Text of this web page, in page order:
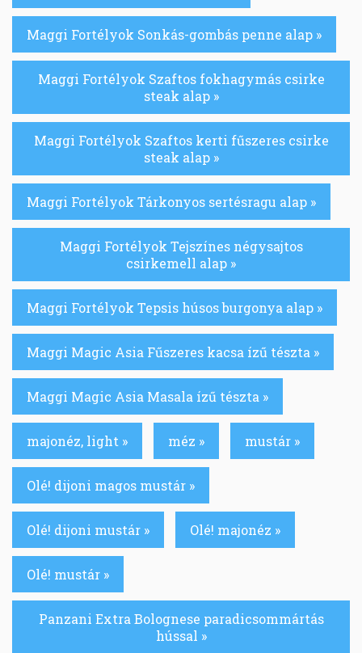
Maggi Fortélyok Sonkás-gombás penne alap »
Maggi Fortélyok Szaftos fokhagymás csirke
steak alap »
Maggi Fortélyok Szaftos kerti fűszeres csirke
steak alap »
Maggi Fortélyok Tárkonyos sertésragu alap »
Maggi Fortélyok Tejszínes négysajtos
csirkemell alap »
Maggi Fortélyok Tepsis húsos burgonya alap »
Maggi Magic Asia Fűszeres kacsa ízű tészta »
Maggi Magic Asia Masala ízű tészta »
majonéz, light » méz » mustár »
Olé! dijoni magos mustár »
Olé! dijoni mustár » Olé! majonéz »
Olé! mustár »
Panzani Extra Bolognese paradicsommártás
hússal »